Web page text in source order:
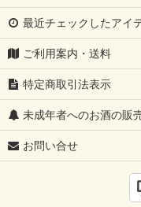
最近チェックしたアイ
ご利用案内・送料
特定商取引法表示
未成年者へのお酒の販
お問い合せ